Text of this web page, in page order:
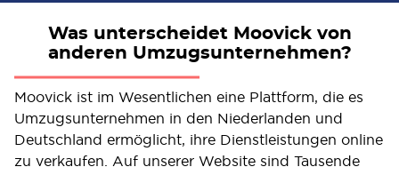
Was unterscheidet Moovick von
anderen Umzugsunternehmen?
Moovick ist im Wesentlichen eine Plattform, die es
Umzugsunternehmen in den Niederlanden und
Deutschland ermöglicht, ihre Dienstleistungen online
zu verkaufen. Auf unserer Website sind Tausende